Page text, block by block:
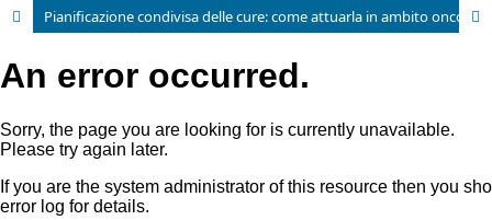
Pianificazione condivisa delle cure: come attuarla in ambito oncologico